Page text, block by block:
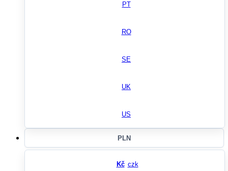
PT
RO
SE
UK
US
PLN
Kč czk